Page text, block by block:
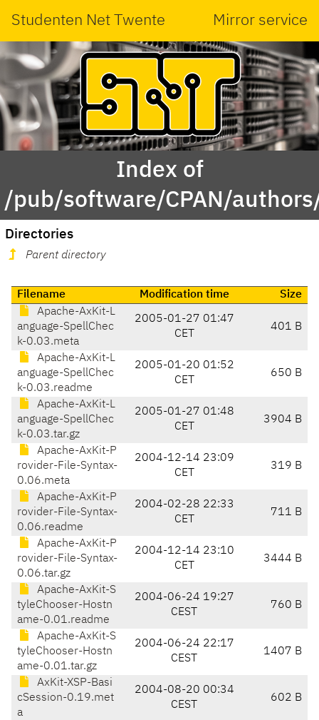
Studenten Net Twente Mirror service
Index of
/pub/software/CPAN/
Directories
Parent directory
Filename Modification time
Size
Apache-AxKit-L
anguage-SpellChec
k-0.03.meta
2005-01-27 01:47
CET
401 B
Apache-AxKit-L
anguage-SpellChec
k-0.03.readme
2005-01-20 01:52
CET
650 B
Apache-AxKit-L
anguage-SpellChec
k-0.03.tar.gz
2005-01-27 01:48
CET
3904 B
Apache-AxKit-P
rovider-File-Syntax-
0.06.meta
2004-12-14 23:09
CET
319 B
Apache-AxKit-P
rovider-File-Syntax-
0.06.readme
2004-02-28 22:33
CET
711 B
Apache-AxKit-P
rovider-File-Syntax-
0.06.tar.gz
2004-12-14 23:10
CET
3444 B
Apache-AxKit-S
tyleChooser-Hostn
ame-0.01.readme
2004-06-24 19:27
CEST
760 B
Apache-AxKit-S
tyleChooser-Hostn
ame-0.01.tar.gz
2004-06-24 22:17
CEST
1407 B
AxKit-XSP-Basi
cSession-0.19.met
a
2004-08-20 00:34
CEST
602 B